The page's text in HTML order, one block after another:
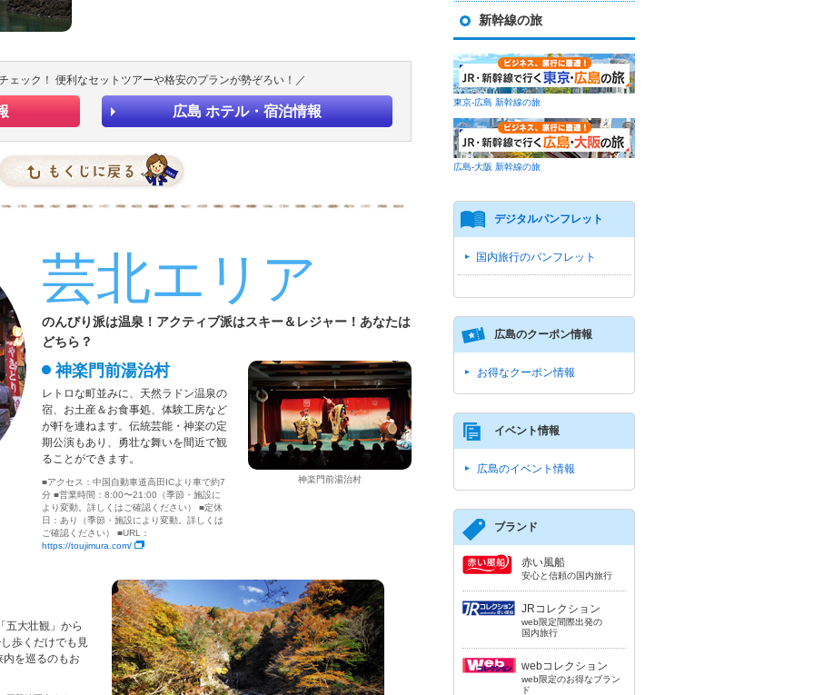
ェック！ 便利なセットツアーや格安のプランが勢ぞろい！／
広島 ホテル・宿泊情報
芸北エリア
のんびり派は温泉！アクティブ派はスキー＆レジャー！あなたは
どちら？
神楽門前湯治村
レトロな町並みに、天然ラドン温泉の
宿、お土産＆お食事処、体験工房など
が軒を連ねます。伝統芸能・神楽の定
期公演もあり、勇壮な舞いを間近で観
ることができます。
■アクセス：中国自動車道高田ICより車で約7
分 ■営業時間：8:00〜21:00（季節・施設に
より変動。詳しくはご確認ください） ■定休
日：あり（季節・施設により変動。詳しくは
ご確認ください） ■URL：
https://toujimura.com/
神楽門前湯治村
五大壮観」から
歩くだけでも見
を巡るのもお
新幹線の旅
東京-広島 新幹線の旅
広島-大阪 新幹線の旅
デジタルパンフレット
国内旅行のパンフレット
広島のクーポン情報
お得なクーポン情報
イベント情報
広島のイベント情報
ブランド
赤い風船
安心と信頼の国内旅行
JRコレクション
web限定間際出発の
国内旅行
webコレクション
web限定のお得なブラン
ド